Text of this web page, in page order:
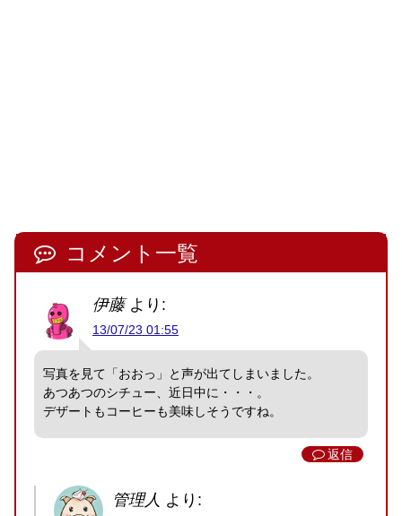
コメント一覧
伊藤 より:
13/07/23 01:55
写真を見て「おおっ」と声が出てしまいました。
あつあつのシチュー、近日中に・・・。
デザートもコーヒーも美味しそうですね。
返信
管理人 より: